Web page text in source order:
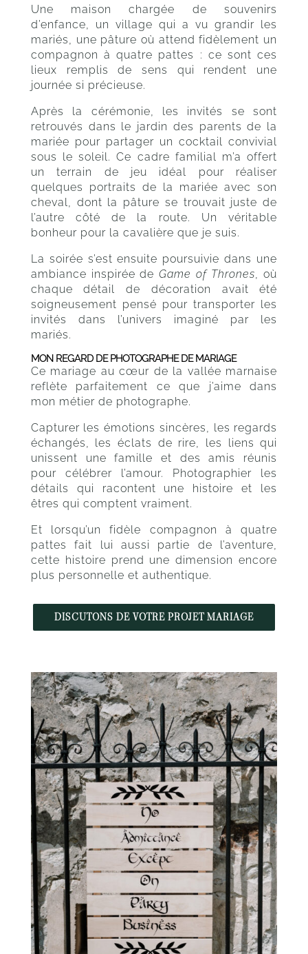
Une maison chargée de souvenirs
d’enfance, un village qui a vu grandir les
mariés, une pâture où attend fidèlement un
compagnon à quatre pattes : ce sont ces
lieux remplis de sens qui rendent une
journée si précieuse.
Après la cérémonie, les invités se sont
retrouvés dans le jardin des parents de la
mariée pour partager un cocktail convivial
sous le soleil. Ce cadre familial m’a offert
un terrain de jeu idéal pour réaliser
quelques portraits de la mariée avec son
cheval, dont la pâture se trouvait juste de
l’autre côté de la route. Un véritable
bonheur pour la cavalière que je suis.
La soirée s’est ensuite poursuivie dans une
ambiance inspirée de Game of Thrones, où
chaque détail de décoration avait été
soigneusement pensé pour transporter les
invités dans l’univers imaginé par les
mariés.
MON REGARD DE PHOTOGRAPHE DE MARIAGE
Ce mariage au cœur de la vallée marnaise
reflète parfaitement ce que j’aime dans
mon métier de photographe.
Capturer les émotions sincères, les regards
échangés, les éclats de rire, les liens qui
unissent une famille et des amis réunis
pour célébrer l’amour. Photographier les
détails qui racontent une histoire et les
êtres qui comptent vraiment.
Et lorsqu’un fidèle compagnon à quatre
pattes fait lui aussi partie de l’aventure,
cette histoire prend une dimension encore
plus personnelle et authentique.
DISCUTONS DE VOTRE PROJET MARIAGE